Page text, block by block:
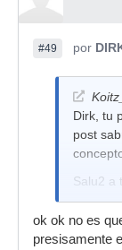
#49 por
Dirk, tu
post
Salu2 a
ok ok no es
presisamente